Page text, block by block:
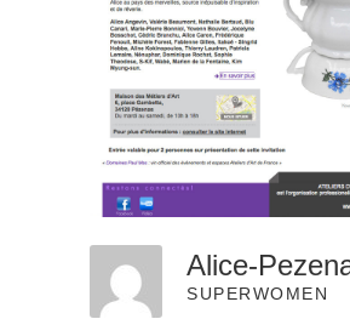
SUPERWOMEN